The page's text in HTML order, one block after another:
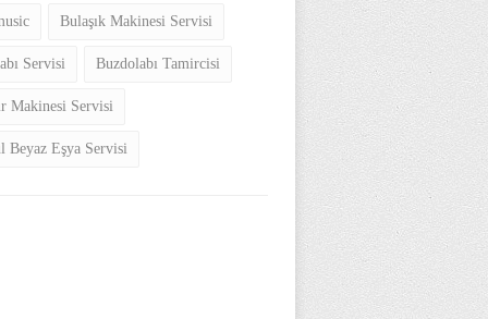
Bulaşık Makinesi Servisi
Servisi Buzdolabı Tamircisi
Makinesi Servisi
Beyaz Eşya Servisi